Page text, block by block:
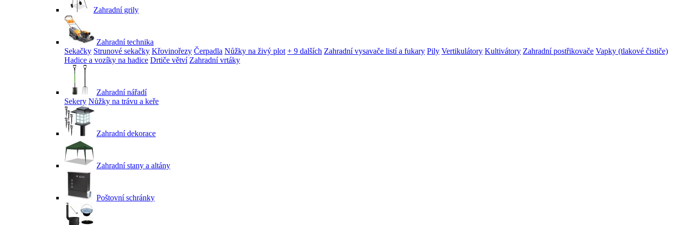
Zahradní grily
Zahradní technika
Sekačky Strunové sekačky Křovinořezy Čerpadla Nůžky na živý plot + 9 dalších Zahradní vysavače listí a fukary Pily Vertikulátory Kultivátory Zahradní postřikovače Vapky (tlakové čističe)
Hadice a vozíky na hadice Drtiče větví Zahradní vrtáky
Zahradní nářadí
Sekery Nůžky na trávu a keře
Zahradní dekorace
Zahradní stany a altány
Poštovní schránky